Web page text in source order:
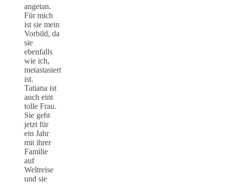
angetan.
Für mich
ist sie mein
Vorbild, da
sie
ebenfalls
wie ich,
metastasiert
ist.
Tatiana ist
auch eint
tolle Frau.
Sie geht
jetzt für
ein Jahr
mit ihrer
Familie
auf
Weltreise
und sie